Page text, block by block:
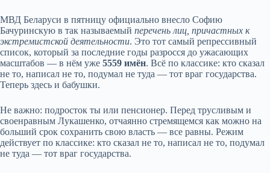
МВД Беларуси в пятницу официально внесло Софию
Бачуринскую в так называемый перечень лиц, причастных к
экстремистской деятельности. Это тот самый репрессивный
список, который за последние годы разросся до ужасающих
масштабов — в нём уже 5559 имён. Всё по классике: кто сказал
не то, написал не то, подумал не туда — тот враг государства.
Теперь здесь и бабушки.
Не важно: подросток ты или пенсионер. Перед трусливым и
своенравным Лукашенко, отчаянно стремящемся как можно на
больший срок сохранить свою власть — все равны. Режим
действует по классике: кто сказал не то, написал не то, подумал
не туда — тот враг государства.